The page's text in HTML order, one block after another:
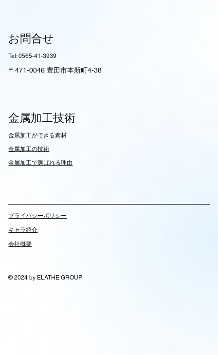
お問合せ
Tel: 0565-41-3939
〒471-0046 豊田市本新町4-38
金属加工技術
​金属加工ができる素材
​金属加工の技術
金属加工で選ばれる理由
© 2024 by ELATHE GROUP
​プライバシーポリシー
キャラ紹介
会社概要